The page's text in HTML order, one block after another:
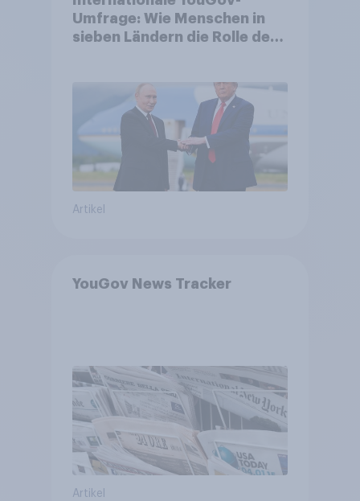
Umfrage: Wie Menschen in
sieben Ländern die Rolle der
Bedrohungen und Bündnisse
bewerten
Artikel
YouGov News Tracker
Artikel